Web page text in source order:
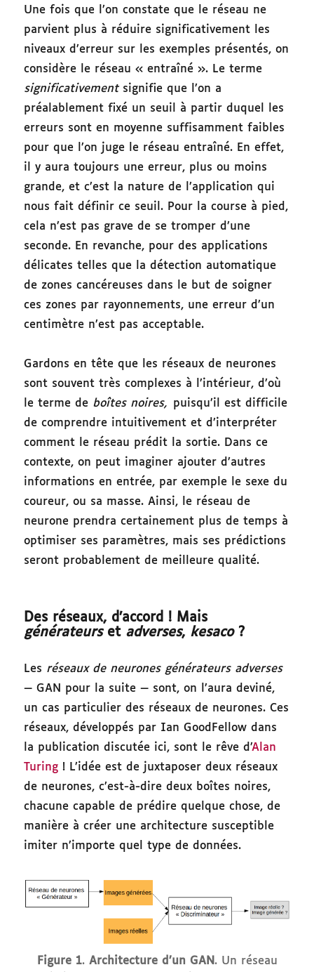
Une fois que l’on constate que le réseau ne
parvient plus à réduire significativement les
niveaux d’erreur sur les exemples présentés, on
considère le réseau « entraîné ». Le terme
significativementsignifie que l’on a
préalablement fixé un seuil à partir duquel les
erreurs sont en moyenne suffisamment faibles
pour que l’on juge le réseau entraîné. En effet,
il y aura toujours une erreur, plus ou moins
grande, et c’est la nature de l’application qui
nous fait définir ce seuil. Pour la course à pied,
cela n’est pas grave de se tromper d’une
seconde. En revanche, pour des applications
délicates telles que la détection automatique
de zones cancéreuses dans le but de soigner
ces zones par rayonnements, une erreur d’un
centimètre n’est pas acceptable.
Gardons en tête que les réseaux de neurones
sont souvent très complexes à l’intérieur, d’où
le terme de boîtes noires, puisqu’il est difficile
de comprendre intuitivement et d’interpréter
comment le réseau prédit la sortie. Dans ce
contexte, on peut imaginer ajouter d’autres
informations en entrée, par exemple le sexe du
coureur, ou sa masse. Ainsi, le réseau de
neurone prendra certainement plus de temps à
optimiser ses paramètres, mais ses prédictions
seront probablement de meilleure qualité.
Des réseaux, d’accord ! Mais
générateurset adverses, kesaco?
Les réseaux de neurones générateurs adverses
— GAN pour la suite — sont, on l’aura deviné,
un cas particulier des réseaux de neurones. Ces
réseaux, développés par Ian GoodFellow dans
la publication discutée ici, sont le rêve d’Alan
Turing ! L’idée est de juxtaposer deux réseaux
de neurones, c’est-à-dire deux boîtes noires,
chacune capable de prédire quelque chose, de
manière à créer une architecture susceptible
imiter n’importe quel type de données.
Figure 1. Architecture d’un GAN. Un réseau